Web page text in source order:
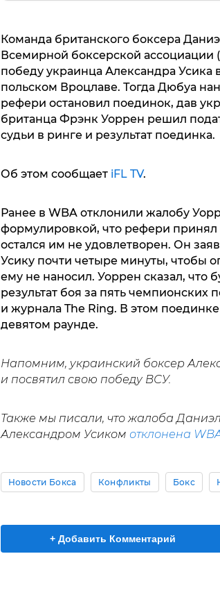
Команда британского боксера
Всемирной боксерской ассоциации
победу украинца Александра Усика
польском Вроцлаве. Тогда Дюбуа
рефери остановил поединок, дав
британца Фрэнк Уоррен решил
судьи в ринге и результат поединка.
Об этом сообщает iFL TV.
Ранее в WBA отклонили жалобу
формулировкой, что рефери
остался им не удовлетворен. Он
Усику почти четыре минуты, чтобы
ему не наносил. Уоррен сказал, что
результат боя за пять чемпионских
и журнала The Ring. В этом
девятом раунде.
Напомним, украинский боксер
и посвятил свою победу ВСУ.
Также мы писали, что жалоба
Александром Усиком отклонена
Новости Бокса Конфликты Бокс
+ Добавить Комментарий